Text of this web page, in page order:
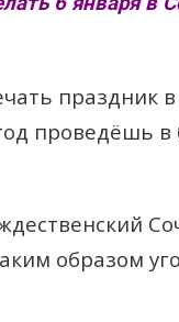
праздник
проведёшь в
образом